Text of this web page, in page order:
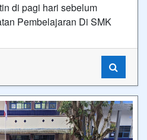
di pagi hari sebelum
Pembelajaran Di SMK